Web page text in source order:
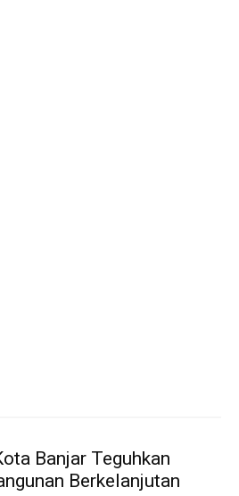
Banjar Teguhkan
Berkelanjutan